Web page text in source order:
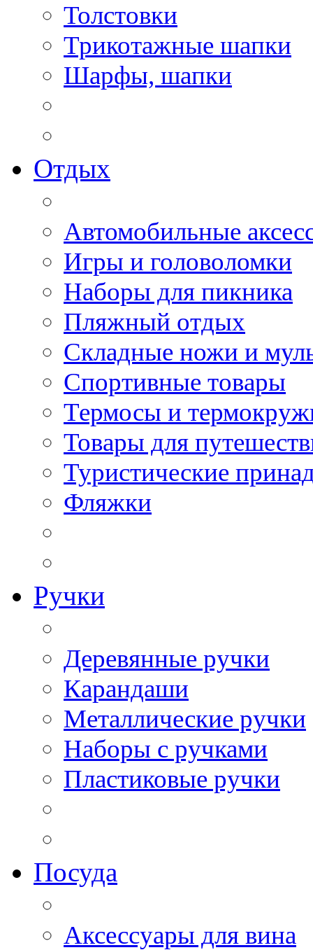
Толстовки
Трикотажные шапки
Шарфы, шапки
Отдых
Автомобильные
Игры и головоломки
Наборы для пикника
Пляжный отдых
Складные ножи и
Спортивные товары
Термосы и
Товары для
Туристические
Фляжки
Ручки
Деревянные ручки
Карандаши
Металлические ручки
Наборы с ручками
Пластиковые ручки
Посуда
Аксессуары для вина